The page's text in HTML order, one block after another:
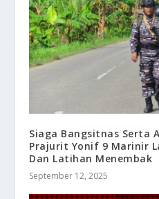
Siaga Bangsitnas Serta
Prajurit Yonif 9 Marinir
Dan Latihan Menembak
September 12, 2025